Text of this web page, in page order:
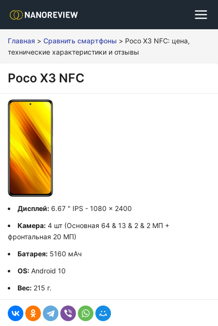
Главная > Сравнить смартфоны > Poco X3 NFC: цена,
технические характеристики и отзывы
Poco X3 NFC
Дисплей: 6.67 " IPS - 1080 x 2400
Камера: 4 шт (Основная 64 & 13 & 2 & 2 МП +
фронтальная 20 МП)
Батарея: 5160 мАч
OS: Android 10
Вес: 215 г.